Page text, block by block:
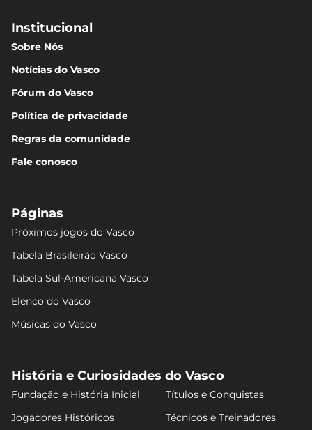
Institucional
Sobre Nós
Notícias do Vasco
Fórum do Vasco
Política de privacidade
Regras da comunidade
Fale conosco
Páginas
Próximos jogos do Vasco
Tabela Brasileirão Vasco
Tabela Sul-Americana Vasco
Elenco do Vasco
Músicas do Vasco
História e Curiosidades do Vasco
Fundação e História Inicial
Títulos e Conquistas
Jogadores Históricos
Técnicos e Treinadores